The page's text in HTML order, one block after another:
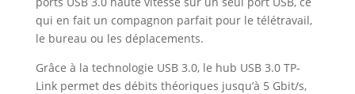
qui en fait un compagnon parfait pour le télétravail,
le bureau ou les déplacements.
Grâce à la technologie USB 3.0, le hub USB 3.0 TP-
Link permet des débits théoriques jusqu’à 5 Gbit/s,